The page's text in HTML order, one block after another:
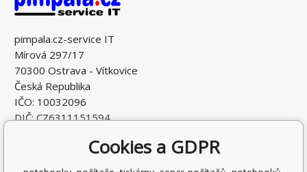
pimpala.cz-service IT
Mírová 297/17
70300 Ostrava - Vítkovice
Česká Republika
IČO: 10032096
DIČ: CZ6311151594
Cookies a GDPR